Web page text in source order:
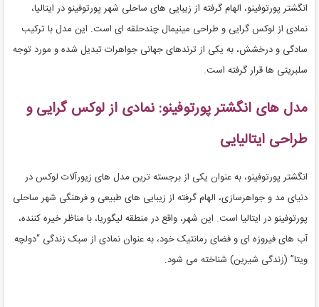
انگشتر پورتوفینو، الهام گرفته از زیبایی های ساحلی شهر پورتوفینو در ایتالیا،
نمادی از لوکس گرایی و طراحی مینیمال چندحلقه ای است. این مدل با ترکیب
سادگی و درخشش، به یکی از ترندهای جهانی جواهرات تبدیل شده و مورد توجه
سلبریتی ها قرار گرفته است.
مدل های انگشتر پورتوفینو: نمادی از لوکس گرایی و
طراحی ایتالیایی
انگشتر پورتوفینو، به عنوان یکی از برجسته ترین مدل های زیورآلات لوکس در
دنیای مد و جواهرسازی، الهام گرفته از زیبایی های طبیعی و فرهنگی شهر ساحلی
پورتوفینو در ایتالیا است. این شهر، واقع در منطقه لیگوریا، با مناظر خیره کننده،
آب های فیروزه ای و فضای رمانتیک خود، به عنوان نمادی از سبک زندگی “دولچه
ویتا” (زندگی شیرین) شناخته می شود.